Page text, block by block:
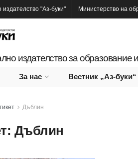
издателство "Аз-буки" Министерство на
издателство за образование
За нас Вестник „Аз-буки“
Дъблин
Дъблин